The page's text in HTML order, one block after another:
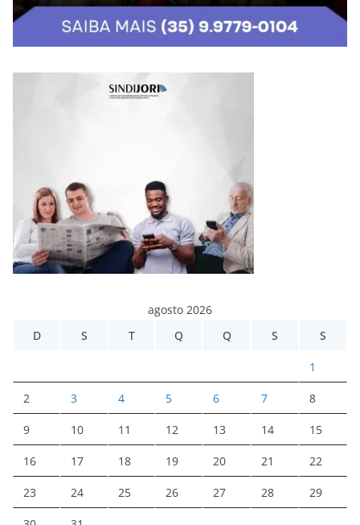
agosto 2026
D
S T Q Q S S
1
2 3 4 5 6 7 8
9 10 11 12 13 14 15
16 17 18 19 20 21 22
23 24 25 26 27 28 29